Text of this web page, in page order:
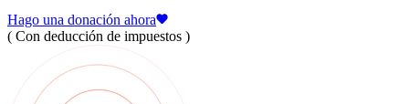
Hago una donación ahora
( Con deducción de impuestos )